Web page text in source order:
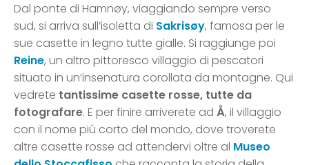
Dal ponte di Hamnøy, viaggiando sempre verso
sud, si arriva sull’isoletta di Sakrisøy, famosa per le
sue casette in legno tutte gialle. Si raggiunge poi
Reine, un altro pittoresco villaggio di pescatori
situato in un’insenatura corollata da montagne. Qui
vedrete tantissime casette rosse, tutte da
fotografare. E per finire arriverete ad Å, il villaggio
con il nome più corto del mondo, dove troverete
altre casette rosse ad attendervi oltre al Museo